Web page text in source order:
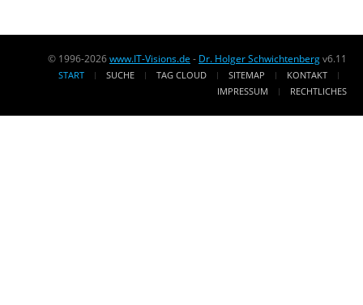
© 1996-2026www.IT-Visions.de - Dr. Holger Schwichtenbergv6.11
START SUCHE TAG CLOUD SITEMAP
KONTAKT
IMPRESSUM
RECHTLICHES